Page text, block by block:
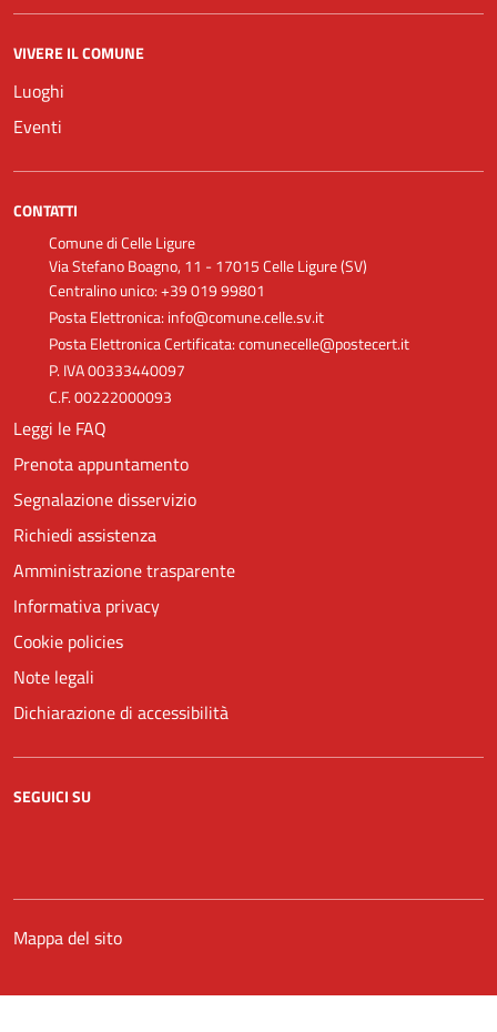
VIVERE IL COMUNE
Luoghi
Eventi
CONTATTI
Comune di Celle Ligure
Via Stefano Boagno, 11 - 17015 Celle Ligure (SV)
Centralino unico: +39 019 99801
Posta Elettronica: info@comune.celle.sv.it
Posta Elettronica Certificata: comunecelle@postecert.it
P. IVA 00333440097
C.F. 00222000093
Leggi le FAQ
Prenota appuntamento
Segnalazione disservizio
Richiedi assistenza
Amministrazione trasparente
Informativa privacy
Cookie policies
Note legali
Dichiarazione di accessibilità
SEGUICI SU
Mappa del sito